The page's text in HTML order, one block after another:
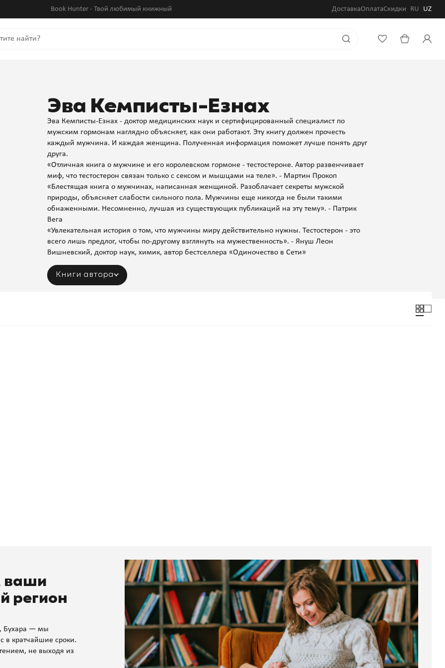
Book Hunter - Твой любимый книжный ДоставкаОплатаСкидки RU UZ
Эва Кемписты-Езнах
Эва Кемписты-Езнах - доктор медицинских наук и сертифицированный специалист по
мужским гормонам наглядно объясняет, как они работают. Эту книгу должен прочесть
каждый мужчина. И каждая женщина. Полученная информация поможет лучше понять друг
друга.
«Отличная книга о мужчине и его королевском гормоне - тестостероне. Автор развенчивает
миф, что тестостерон связан только с сексом и мышцами на теле». - Мартин Прокоп
«Блестящая книга о мужчинах, написанная женщиной. Разоблачает секреты мужской
природы, объясняет слабости сильного пола. Мужчины еще никогда не были такими
обнаженными. Несомненно, лучшая из существующих публикаций на эту тему». - Патрик
Вега
«Увлекательная история о том, что мужчины миру действительно нужны. Тестостерон - это
всего лишь предлог, чтобы по-другому взглянуть на мужественность». - Януш Леон
Вишневский, доктор наук, химик, автор бестселлера «Одиночество в Сети»
Книги автора
ваши
регион
Бухара — мы
в кратчайшие сроки.
не выходя из